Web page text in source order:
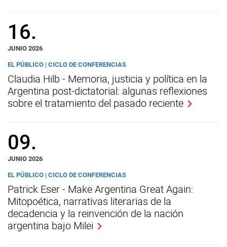
16.
JUNIO 2026
EL PÚBLICO | CICLO DE CONFERENCIAS
Claudia Hilb - Memoria, justicia y política en la
Argentina post-dictatorial: algunas reflexiones
sobre el tratamiento del pasado reciente
09.
JUNIO 2026
EL PÚBLICO | CICLO DE CONFERENCIAS
Patrick Eser - Make Argentina Great Again:
Mitopoética, narrativas literarias de la
decadencia y la reinvención de la nación
argentina bajo Milei